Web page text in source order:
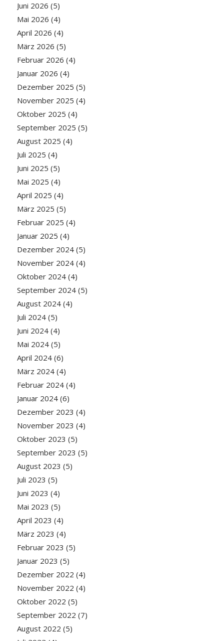
Juni 2026 (5)
Mai 2026 (4)
April 2026 (4)
März 2026 (5)
Februar 2026 (4)
Januar 2026 (4)
Dezember 2025 (5)
November 2025 (4)
Oktober 2025 (4)
September 2025 (5)
August 2025 (4)
Juli 2025 (4)
Juni 2025 (5)
Mai 2025 (4)
April 2025 (4)
März 2025 (5)
Februar 2025 (4)
Januar 2025 (4)
Dezember 2024(5)
November 2024(4)
Oktober 2024(4)
September 2024(5)
August 2024(4)
Juli 2024(5)
Juni 2024(4)
Mai 2024(5)
April 2024(6)
März 2024(4)
Februar 2024(4)
Januar 2024(6)
Dezember 2023 (4)
November 2023 (4)
Oktober 2023 (5)
September 2023 (5)
August 2023 (5)
Juli 2023 (5)
Juni 2023 (4)
Mai 2023 (5)
April 2023 (4)
März 2023 (4)
Februar 2023 (5)
Januar 2023 (5)
Dezember 2022 (4)
November 2022 (4)
Oktober 2022 (5)
September 2022 (7)
August 2022 (5)